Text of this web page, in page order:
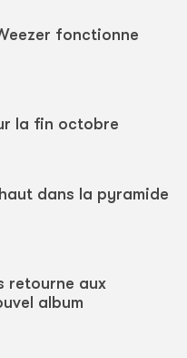
fonctionne
la fin octobre
dans la pyramide
retourne aux
album